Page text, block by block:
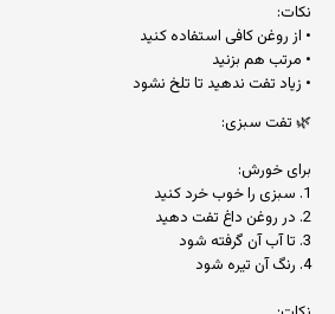
نکات:
• از روغن کافی استفاده کنید
• مرتب هم بزنید
• زیاد تفت ندهید تا تلخ نشود
🌿 تفت سبزی:
برای خورش:
1. سبزی را خوب خرد کنید
2. در روغن داغ تفت دهید
3. تا آب آن گرفته شود
4. رنگ آن تیره شود